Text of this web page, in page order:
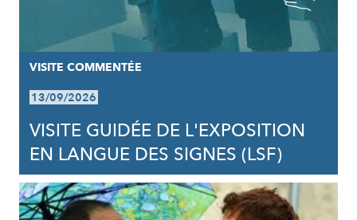
VISITE COMMENTÉE
13/09/2026
VISITE GUIDÉE DE L'EXPOSITION
EN LANGUE DES SIGNES (LSF)